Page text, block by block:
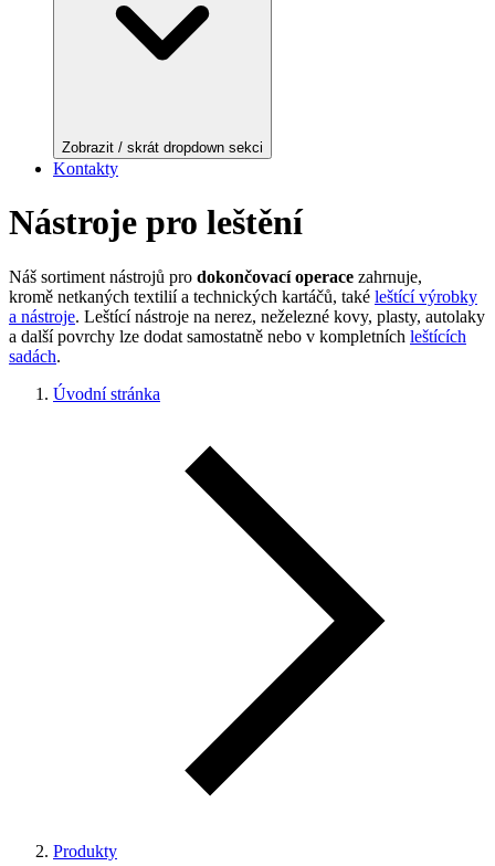
Zobrazit / skrát dropdown sekci
Kontakty
Nástroje pro leštění
Náš sortiment nástrojů pro dokončovací operace zahrnuje,
kromě netkaných textilií a technických kartáčů, také leštící výrobky
a nástroje. Leštící nástroje na nerez, neželezné kovy, plasty, autolaky
a další povrchy lze dodat samostatně nebo v kompletních leštících
sadách.
Úvodní stránka
Produkty